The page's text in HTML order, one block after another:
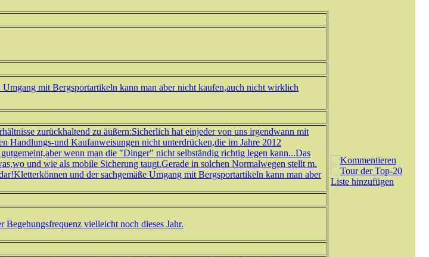
mit Bergsportartikeln kann man aber nicht kaufen,auch nicht wirklich
zurückhaltend zu äußern:Sicherlich hat einjeder von uns irgendwann mit
Handlungs-und Kaufanweisungen nicht unterdrücken,die im Jahre 2012
wenn man die "Dinger" nicht selbständig richtig legen kann...Das
und wie als mobile Sicherung taugt.Gerade in solchen Normalwegen stellt m.
und der sachgemäße Umgang mit Bergsportartikeln kann man aber
vielleicht noch dieses Jahr.